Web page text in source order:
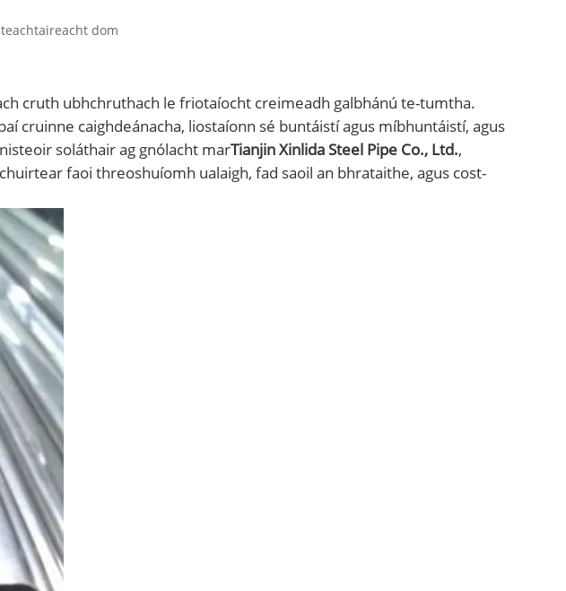
teachtaireacht dom
cruth ubhchruthach le friotaíocht creimeadh galbhánú te-tumtha.
cruinne caighdeánacha, liostaíonn sé buntáistí agus míbhuntáistí, agus
soláthair ag gnólacht marTianjin Xinlida Steel Pipe Co., Ltd.,
faoi threoshuíomh ualaigh, fad saoil an bhrataithe, agus cost-